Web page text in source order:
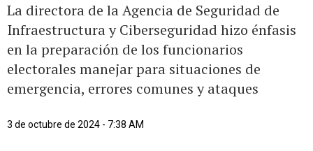
La directora de la Agencia de Seguridad de
Infraestructura y Ciberseguridad hizo énfasis
en la preparación de los funcionarios
electorales manejar para situaciones de
emergencia, errores comunes y ataques
3 de octubre de 2024 - 7:38 AM